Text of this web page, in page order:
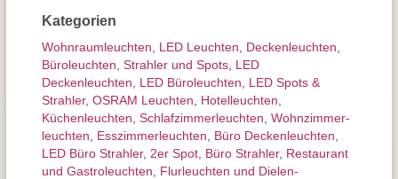
Kategorien
Wohnraum­leuchten LED Leuchten Decken­leuchten
Büroleuchten Strahler und Spots LED
Deckenleuchten
LED Büroleuchten
LED Spots &
Strahler, OSRAM Leuchten Hotelleuchten
Küchenleuchten Schlafzimmer­leuchten Wohnzimmer­
leuchten
Esszimmer­­leuchten Büro Deckenleuchten
LED Büro Strahler, 2er Spot Büro Strahler, Restaurant
und Gastroleuchten
Flurleuchten und Dielen-